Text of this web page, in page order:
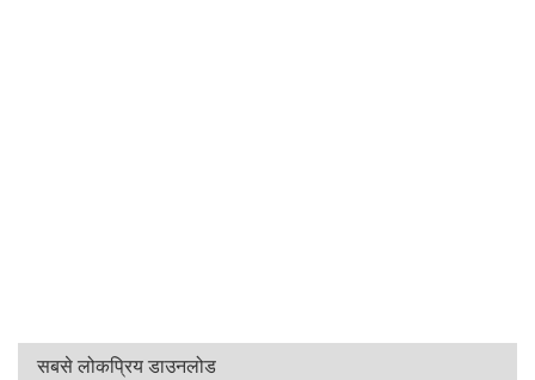
सबसे लोकप्रिय डाउनलोड